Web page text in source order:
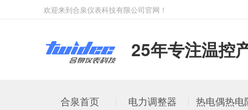
欢迎来到合泉仪表科技有限公司官网！
25年专注温控
合泉首页 电力调整器 热电偶热电